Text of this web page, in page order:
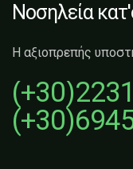
Νοσηλεία
Η αξιοπρεπής